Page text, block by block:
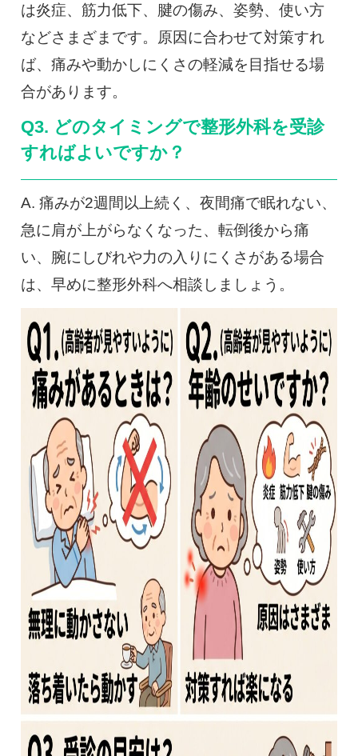
は炎症、筋力低下、腱の傷み、姿勢、使い方
などさまざまです。原因に合わせて対策すれ
ば、痛みや動かしにくさの軽減を目指せる場
合があります。
Q3. どのタイミングで整形外科を受診
すればよいですか？
A. 痛みが2週間以上続く、夜間痛で眠れない、
急に肩が上がらなくなった、転倒後から痛
い、腕にしびれや力の入りにくさがある場合
は、早めに整形外科へ相談しましょう。